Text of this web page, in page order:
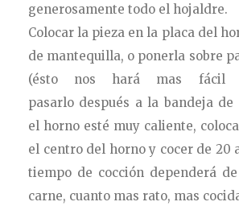
generosamente todo el hojaldre.
Colocar la pieza en la placa del
de mantequilla, o ponerla sobre
(ésto nos hará mas
pasarlo después a la bandeja de
el horno esté muy caliente,
el centro del horno y cocer de 20
tiempo de cocción dependerá
carne, cuanto mas rato, mas